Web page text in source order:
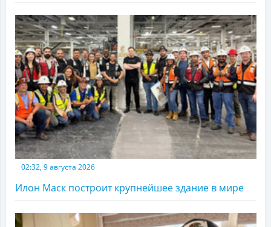
02:32, 9 августа 2026
Илон Маск построит крупнейшее здание в мире